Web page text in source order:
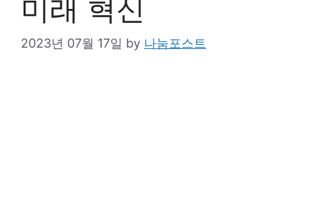
미래 혁신
2023년 07월 17일 by 나눔포스트